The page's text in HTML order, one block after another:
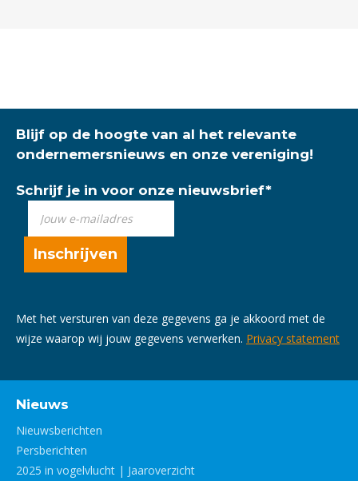
Blijf op de hoogte van al het relevante
ondernemersnieuws en onze vereniging!
Schrijf je in voor onze nieuwsbrief*
Met het versturen van deze gegevens ga je akkoord met de
wijze waarop wij jouw gegevens verwerken. Privacy statement
Nieuws
Nieuwsberichten
Persberichten
2025 in vogelvlucht | Jaaroverzicht